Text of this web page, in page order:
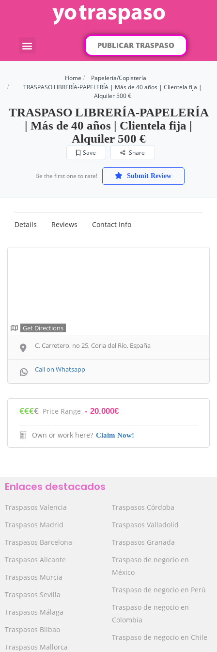
PUBLICAR TRASPASO
Home
Papelería/Copistería
TRASPASO LIBRERÍA-PAPELERÍA | Más de 40 años | Clientela fija |
Alquiler 500 €
TRASPASO LIBRERÍA-PAPELERÍA
| Más de 40 años | Clientela fija |
Alquiler 500 €
Save Share
Be the first one to rate! Submit Review
Details Reviews Contact Info
Get Directions
C. Carretero, no 25, Coria del Río, España
Call on Whatsapp
€€€€ Price Range - 20.000€
Own or work here? Claim Now!
Enlaces destacados
Traspasos Valencia
Traspasos Madrid
Traspasos Barcelona
Traspasos Alicante
Traspasos Murcia
Traspasos Sevilla
Traspasos Málaga
Traspasos Bilbao
Traspasos Mallorca
Traspasos Córdoba
Traspasos Valladolid
Traspasos Granada
Traspaso de negocio en
México
Traspaso de negocio en Perú
Traspaso de negocio en
Colombia
Traspaso de negocio en Chile